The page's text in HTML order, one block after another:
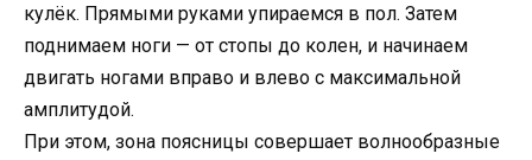
кулёк. Прямыми руками упираемся в пол. Затем
поднимаем ноги — от стопы до колен, и начинаем
двигать ногами вправо и влево с максимальной
амплитудой.
При этом, зона поясницы совершает волнообразные